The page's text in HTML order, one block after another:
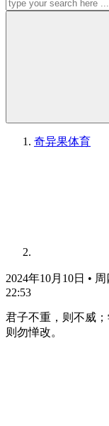
奇异果体育
2024年10月10日 • 周
22:53
君子不重，则不威
则勿惮改。